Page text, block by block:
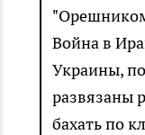
Война в
Украины,
развязаны
бахать по